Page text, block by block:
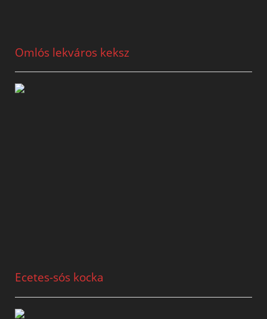
Omlós lekváros keksz
Ecetes-sós kocka